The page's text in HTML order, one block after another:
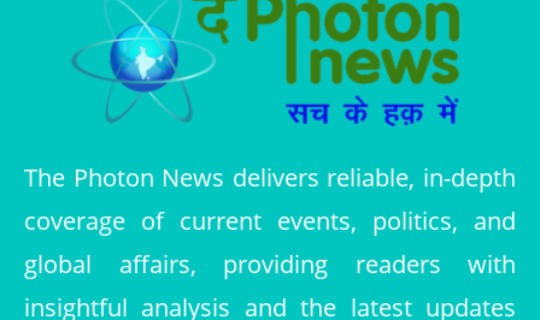
The Photon News delivers reliable, in-depth
coverage of current events, politics, and
global affairs, providing readers with
insightful analysis and the latest updates